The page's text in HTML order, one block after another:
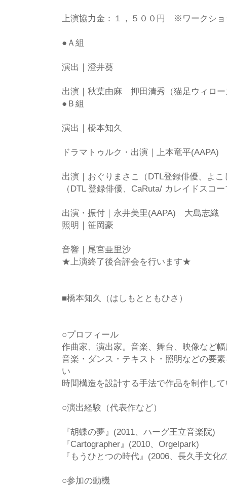
上演協力金：１，５００円 ※ワークショ
●Ａ組
演出｜澄井葵
出演｜秋葉由麻 押田清秀（猫足ウィロ
●Ｂ組
演出｜橋本知久
ドラマトゥルク・出演｜上本竜平(AAPA)
出演｜おぐりまさこ（DTL登録俳優、よ
（DTL 登録俳優、CaRuta/ カレイドスコ
出演・振付｜永井美里(AAPA) 大島志織
照明｜笹岡豪
音響｜尾宮亜里沙
★上演終了後合評会を行います★
■橋本知久（はしもとともひさ）
○プロフィール
作曲家、演出家。音楽、舞台、映像など
音楽・ダンス・テキスト・照明などの要
い
時間構造を設計する手法で作品を制作し
○演出経験（代表作など）
『胡蝶の夢』(2011、ハーグ王立音楽院)
『Cartographer』(2010、Orgelpark)
『もうひとつの時代』(2006、長久手文化
○参加の動機